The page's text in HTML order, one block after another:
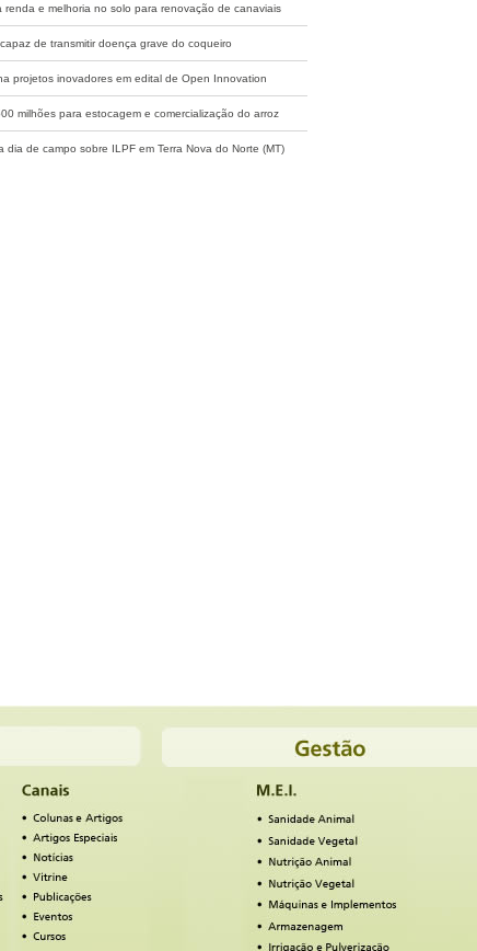
renda e melhoria no solo para renovação de canaviais
de transmitir doença grave do coqueiro
projetos inovadores em edital de Open Innovation
milhões para estocagem e comercialização do arroz
dia de campo sobre ILPF em Terra Nova do Norte (MT)